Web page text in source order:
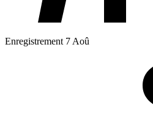
Enregistrement 7 Aoû